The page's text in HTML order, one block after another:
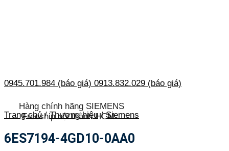
0945.701.984 (báo giá) 0913.832.029 (báo giá)
Hàng chính hãng SIEMENS
Freeship nội thành HCM
Trang chủ / Thương hiệu / Siemens
6ES7194-4GD10-0AA0